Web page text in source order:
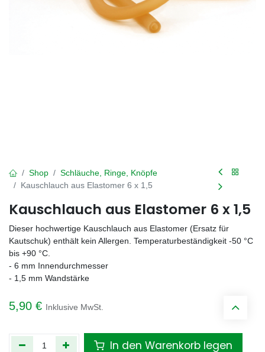
Shop
Schläuche, Ringe, Knöpfe
Kauschlauch aus Elastomer 6 x 1,5
Kauschlauch aus Elastomer 6 x 1,5
Dieser hochwertige Kauschlauch aus Elastomer (Ersatz für
Kautschuk) enthält kein Allergen. Temperaturbeständigkeit -50 °C
bis +90 °C.
- 6 mm Innendurchmesser
- 1,5 mm Wandstärke
5,90 € Inklusive MwSt.
In den Warenkorb legen